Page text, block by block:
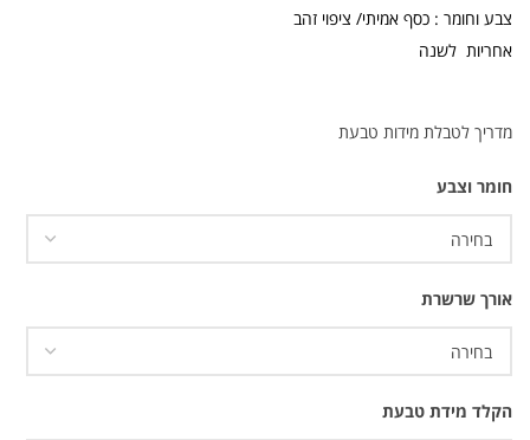
צבע וחומר : כסף אמיתי/ ציפוי זהב
אחריות לשנה
מדריך לטבלת מידות טבעת
חומר וצבע
אורך שרשרת
הקלד מידת טבעת